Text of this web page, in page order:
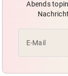
Abends
E-Mail